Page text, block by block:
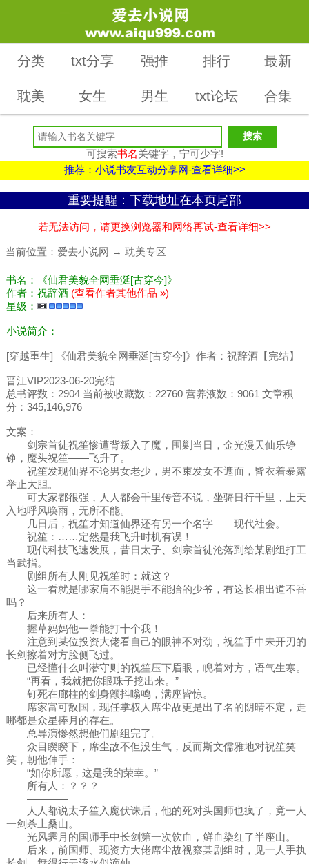
分类 txt分享 强推 排行 最新
耽美 女生 男生 txt论坛 合集
可搜索书名关键字，宁可少字!
推荐：小说书友互动分享网-查看详细>>
重要提醒：下载地址在本页尾部
若无法访问，请更换浏览器和网络再试-查看详细>>
当前位置： 爱去小说网 → 耽美专区
书名：《仙君美貌全网垂涎[古穿今]》
作者：祝辞酒 (查看作者其他作品 »)
星级：
小说简介：
[穿越重生] 《仙君美貌全网垂涎[古穿今]》作者：祝辞酒【完结】
晋江VIP2023-06-20完结
总书评数：2904 当前被收藏数：22760 营养液数：9061 文章积
分：345,146,976
文案：
剑宗首徒祝笙惨遭背叛入了魔，围剿当日，金光漫天仙乐铮
铮，魔头祝笙——飞升了。
祝笙发现仙界不论男女老少，男不束发女不遮面，皆衣着暴露
举止大胆。
可大家都很强，人人都会千里传音不说，坐骑日行千里，上天
入地呼风唤雨，无所不能。
几日后，祝笙才知道仙界还有另一个名字——现代社会。
祝笙：……定然是我飞升时机有误！
现代科技飞速发展，昔日太子、剑宗首徒沦落到给某剧组打工
当武指。
剧组所有人刚见祝笙时：就这？
这一看就是哪家肩不能提手不能抬的少爷，有这长相出道不香
吗？
后来所有人：
握草妈妈他一拳能打十个我！
注意到某位投资大佬看自己的眼神不对劲，祝笙手中未开刃的
长剑擦着对方脸侧飞过。
已经懂什么叫潜守则的祝笙压下眉眼，睨着对方，语气生寒。
“再看，我就把你眼珠子挖出来。”
钉死在廊柱的剑身颤抖嗡鸣，满座皆惊。
席家富可敌国，现任掌权人席尘故更是出了名的阴晴不定，走
哪都是众星捧月的存在。
总导演惨然想他们剧组完了。
众目睽睽下，席尘故不但没生气，反而斯文儒雅地对祝笙笑
笑，朝他伸手：
“如你所愿，这是我的荣幸。”
所有人：？？？
————
人人都说太子笙入魔伏诛后，他的死对头国师也疯了，竟一人
一剑杀上桑山。
光风霁月的国师手中长剑第一次饮血，鲜血染红了半座山。
后来，前国师、现资方大佬席尘故视察某剧组时，见一人手执